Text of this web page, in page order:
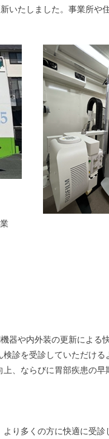
いたしました。事業所や
器や内外装の更新による
診を受診していただける
、ならびに胃部疾患の早
り多くの方に快適に受診